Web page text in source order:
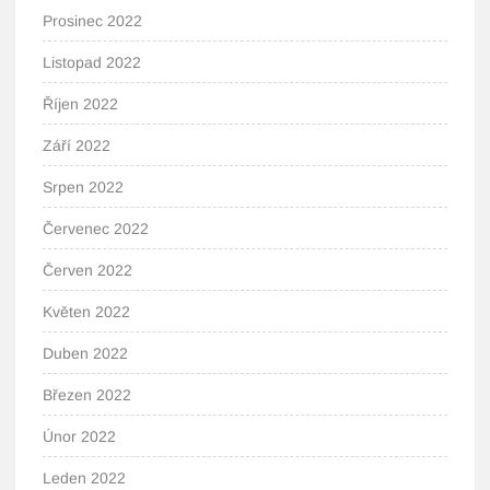
Prosinec 2022
Listopad 2022
Říjen 2022
Září 2022
Srpen 2022
Červenec 2022
Červen 2022
Květen 2022
Duben 2022
Březen 2022
Únor 2022
Leden 2022